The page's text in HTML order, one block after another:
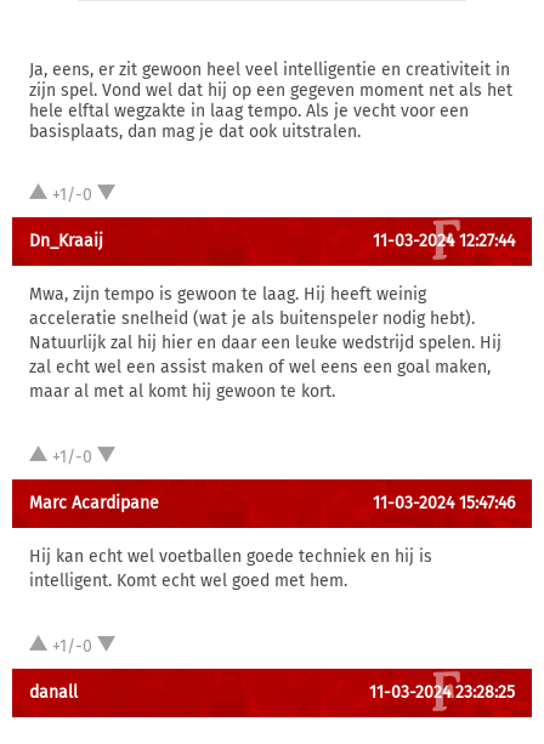
Ja, eens, er zit gewoon heel veel intelligentie en creativiteit in
zijn spel. Vond wel dat hij op een gegeven moment net als het
hele elftal wegzakte in laag tempo. Als je vecht voor een
basisplaats, dan mag je dat ook uitstralen.
+1/-0
Dn_Kraaij 11-03-2024 12:27:44
Mwa, zijn tempo is gewoon te laag. Hij heeft weinig
acceleratie snelheid (wat je als buitenspeler nodig hebt).
Natuurlijk zal hij hier en daar een leuke wedstrijd spelen. Hij
zal echt wel een assist maken of wel eens een goal maken,
maar al met al komt hij gewoon te kort.
+1/-0
Marc Acardipane 11-03-2024 15:47:46
Hij kan echt wel voetballen goede techniek en hij is
intelligent. Komt echt wel goed met hem.
+1/-0
danall 11-03-2024 23:28:25